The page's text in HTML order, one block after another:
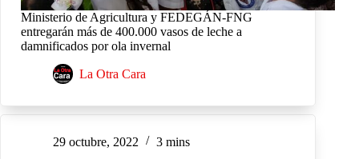
Ministerio de Agricultura y FEDEGÁN-FNG
entregarán más de 400.000 vasos de leche a
damnificados por ola invernal
La Otra Cara
29 octubre, 2022 3 mins